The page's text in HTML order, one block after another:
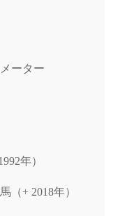
ーター
年）
（+ 2018年）